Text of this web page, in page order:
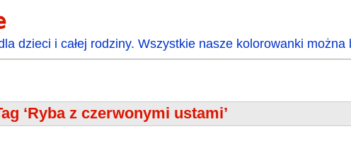
dzieci i całej rodziny. Wszystkie nasze kolorowanki można
‘Ryba z czerwonymi ustami’